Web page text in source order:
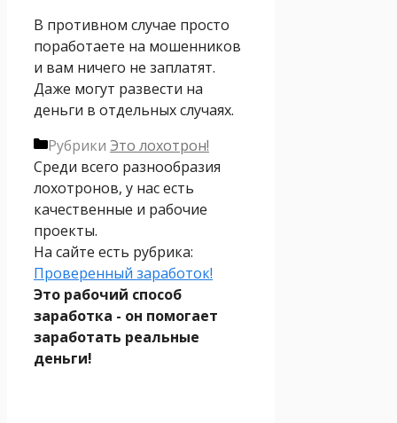
В противном случае просто
поработаете на мошенников
и вам ничего не заплатят.
Даже могут развести на
деньги в отдельных случаях.
Рубрики Это лохотрон!
Среди всего разнообразия
лохотронов, у нас есть
качественные и рабочие
проекты.
На сайте есть рубрика:
Проверенный заработок!
Это рабочий способ
заработка - он помогает
заработать реальные
деньги!